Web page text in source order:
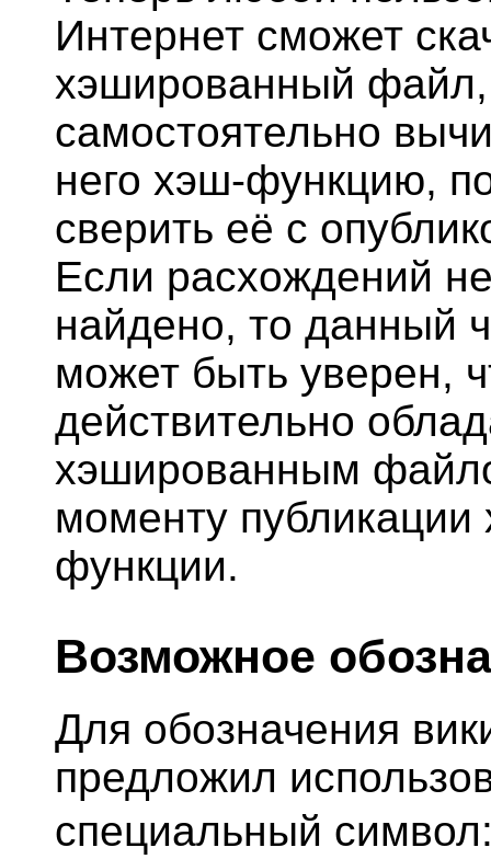
Интернет сможет
хэшированный файл,
самостоятельно
него хэш-функцию,
сверить её с
Если расхождений
найдено, то данный
может быть уверен,
действительно
хэшированным
моменту публикации
функции.
Возможное
Для обозначения
предложил
специальный